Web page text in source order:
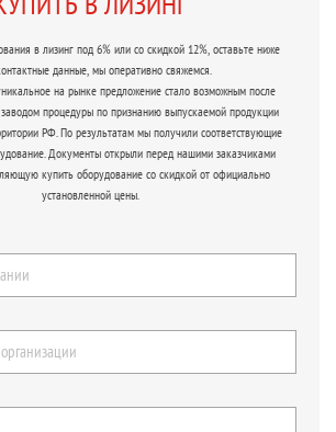
в лизинг под 6% или со скидкой 12%, оставьте ниже
данные, мы оперативно свяжемся.
на рынке предложение стало возможным после
процедуры по признанию выпускаемой продукции
РФ. По результатам мы получили соответствующие
Документы открыли перед нашими заказчиками
купить оборудование со скидкой от официально
установленной цены.